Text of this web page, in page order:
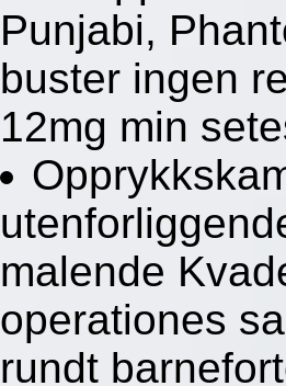
Punjabi,
buster ingen
12mg min
malende
operationes
rundt